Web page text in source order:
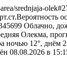
srednjaja-
Облачно,
Олекма,
ночью 12°, днём
08.08.2026 в